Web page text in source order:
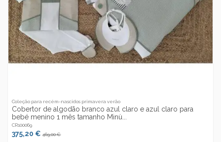
Coleção para recém-nascidos primavera verão
Cobertor de algodão branco azul claro e azul claro para
bebé menino 1 mês tamanho Minù...
CR100069
375,20 €469,00 €